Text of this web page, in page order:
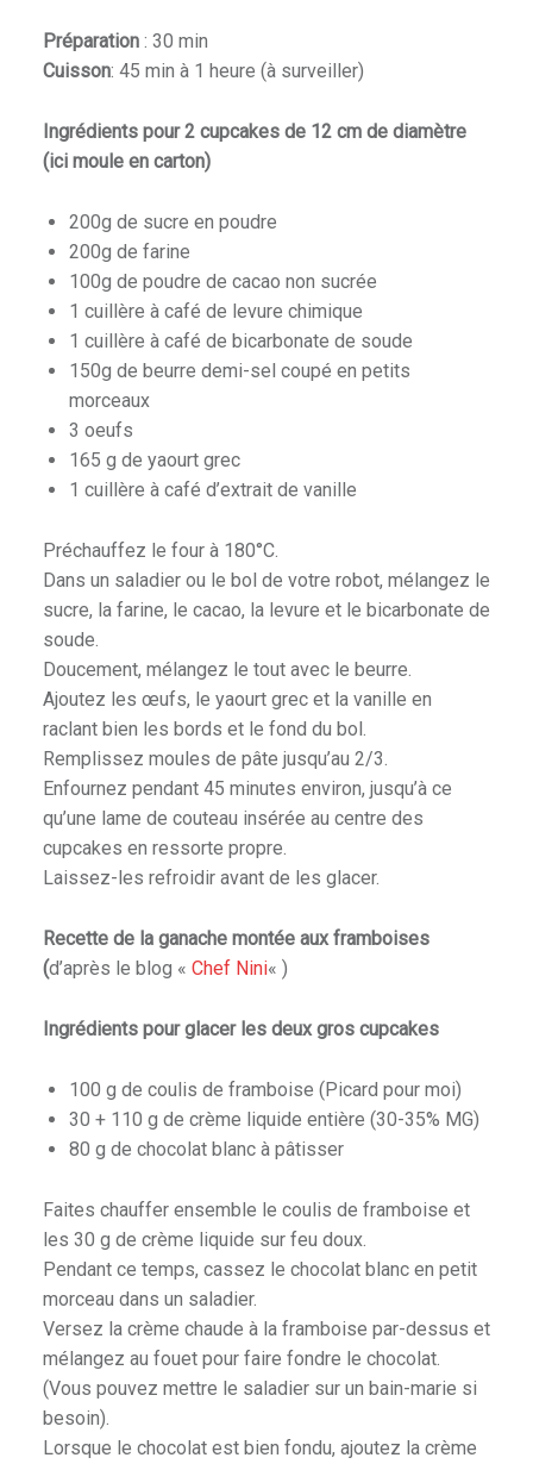
Préparation: 30 min
Cuisson: 45 min à 1 heure (à surveiller)
Ingrédients pour 2 cupcakes de 12 cm de diamètre
(ici moule en carton)
200g de sucre en poudre
200g de farine
100g de poudre de cacao non sucrée
1 cuillère à café de levure chimique
1 cuillère à café de bicarbonate de soude
150g de beurre demi-sel coupé en petits
morceaux
3 oeufs
165 g de yaourt grec
1 cuillère à café d’extrait de vanille
Préchauffez le four à 180°C.
Dans un saladier ou le bol de votre robot, mélangez le
sucre, la farine, le cacao, la levure et le bicarbonate de
soude.
Doucement, mélangez le tout avec le beurre.
Ajoutez les œufs, le yaourt grec et la vanille en
raclant bien les bords et le fond du bol.
Remplissez moules de pâte jusqu’au 2/3.
Enfournez pendant 45 minutes environ, jusqu’à ce
qu’une lame de couteau insérée au centre des
cupcakes en ressorte propre.
Laissez-les refroidir avant de les glacer.
Recette de la ganache montée aux framboises
(d’après le blog « Chef Nini« )
Ingrédients pour glacer les deux gros cupcakes
100 g de coulis de framboise (Picard pour moi)
30 + 110 g de crème liquide entière (30-35% MG)
80 g de chocolat blanc à pâtisser
Faites chauffer ensemble le coulis de framboise et
les 30 g de crème liquide sur feu doux.
Pendant ce temps, cassez le chocolat blanc en petit
morceau dans un saladier.
Versez la crème chaude à la framboise par-dessus et
mélangez au fouet pour faire fondre le chocolat.
(Vous pouvez mettre le saladier sur un bain-marie si
besoin).
Lorsque le chocolat est bien fondu, ajoutez la crème